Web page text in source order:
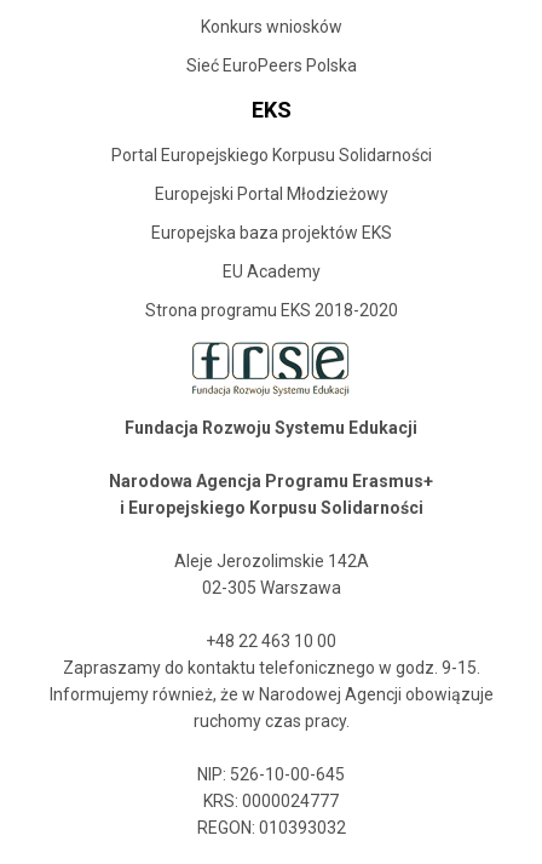
Konkurs wniosków
Sieć EuroPeers Polska
EKS
Portal Europejskiego Korpusu Solidarności
Europejski Portal Młodzieżowy
Europejska baza projektów EKS
EU Academy
Strona programu EKS 2018-2020
Fundacja Rozwoju Systemu Edukacji
Narodowa Agencja Programu Erasmus+
i Europejskiego Korpusu Solidarności
Aleje Jerozolimskie 142A
02-305 Warszawa
+48 22 463 10 00
Zapraszamy do kontaktu telefonicznego w godz. 9-15.
Informujemy również, że w Narodowej Agencji obowiązuje
ruchomy czas pracy.
NIP: 526-10-00-645
KRS: 0000024777
REGON: 010393032